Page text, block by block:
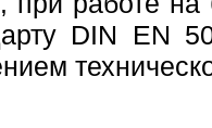
DIN EN